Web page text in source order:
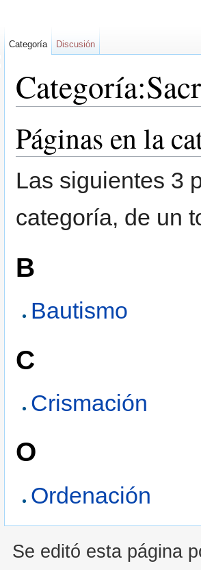
Páginas en la
Las siguientes 3
categoría, de un
B
Bautismo
C
Crismación
O
Ordenación
Categoría Discusión
Se editó esta página